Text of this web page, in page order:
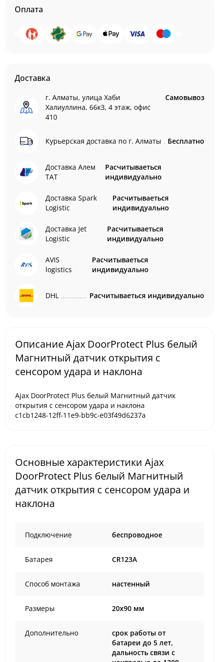
Оплата
Доставка
г. Алматы, улица Хаби
Халиуллина, 66кЗ, 4 этаж, офис
410
Самовывоз
Курьерская доставка по г. Алматы Бесплатно
Доставка Алем
ТАТ
Расчитываеться
индивидуально
Доставка Spark
Logistic
Расчитываеться
индивидуально
Доставка Jet
Logistic
Расчитываеться
индивидуально
AVIS
logistics
Расчитываеться
индивидуально
DHL Расчитываеться индивидуально
Описание Ajax DoorProtect Plus белый
Магнитный датчик открытия с
сенсором удара и наклона
Ajax DoorProtect Plus белый Магнитный датчик
открытия с сенсором удара и наклона
c1cb1248-12ff-11e9-bb9c-e03f49d6237a
Основные характеристики Ajax
DoorProtect Plus белый Магнитный
датчик открытия с сенсором удара и
наклона
Подключение беспроводное
Батарея CR123A
Способ монтажа настенный
Размеры 20x90 мм
Дополнительно
срок работы от
батареи до 5 лет,
дальность связи с